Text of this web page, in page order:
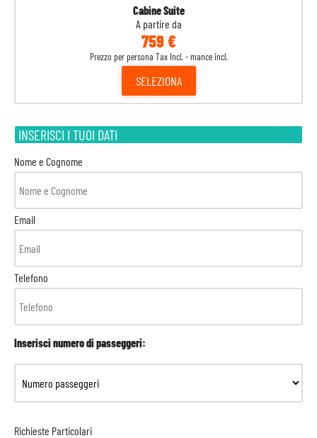
Cabine Suite
A partire da
759 €
Prezzo per persona Tax Incl. - mance incl.
SELEZIONA
INSERISCI I TUOI DATI
Nome e Cognome
Email
Telefono
Inserisci numero di passeggeri:
Richieste Particolari